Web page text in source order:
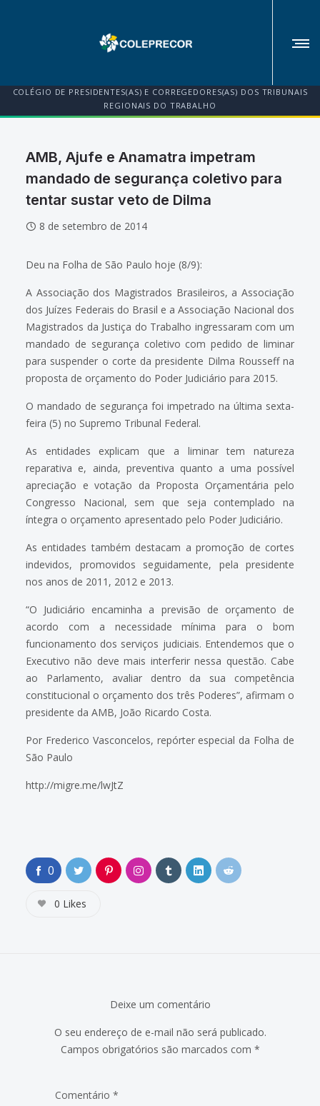
COLÉGIO DE PRESIDENTES(AS) E CORREGEDORES(AS) DOS TRIBUNAIS
REGIONAIS DO TRABALHO
AMB, Ajufe e Anamatra impetram
mandado de segurança coletivo para
tentar sustar veto de Dilma
8 de setembro de 2014
Deu na Folha de São Paulo hoje (8/9):
A Associação dos Magistrados Brasileiros, a Associação
dos Juízes Federais do Brasil e a Associação Nacional dos
Magistrados da Justiça do Trabalho ingressaram com um
mandado de segurança coletivo com pedido de liminar
para suspender o corte da presidente Dilma Rousseff na
proposta de orçamento do Poder Judiciário para 2015.
O mandado de segurança foi impetrado na última sexta-
feira (5) no Supremo Tribunal Federal.
As entidades explicam que a liminar tem natureza
reparativa e, ainda, preventiva quanto a uma possível
apreciação e votação da Proposta Orçamentária pelo
Congresso Nacional, sem que seja contemplado na
íntegra o orçamento apresentado pelo Poder Judiciário.
As entidades também destacam a promoção de cortes
indevidos, promovidos seguidamente, pela presidente
nos anos de 2011, 2012 e 2013.
“O Judiciário encaminha a previsão de orçamento de
acordo com a necessidade mínima para o bom
funcionamento dos serviços judiciais. Entendemos que o
Executivo não deve mais interferir nessa questão. Cabe
ao Parlamento, avaliar dentro da sua competência
constitucional o orçamento dos três Poderes”, afirmam o
presidente da AMB, João Ricardo Costa.
Por Frederico Vasconcelos, repórter especial da Folha de
São Paulo
http://migre.me/lwJtZ
0
0 Likes
Deixe um comentário
O seu endereço de e-mail não será publicado.
Campos obrigatórios são marcados com *
Comentário *